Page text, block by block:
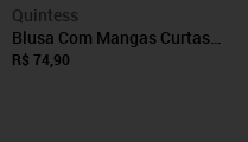
Quintess
Blusa Com Mangas Curtas
Azul Quintess
R$ 74,90